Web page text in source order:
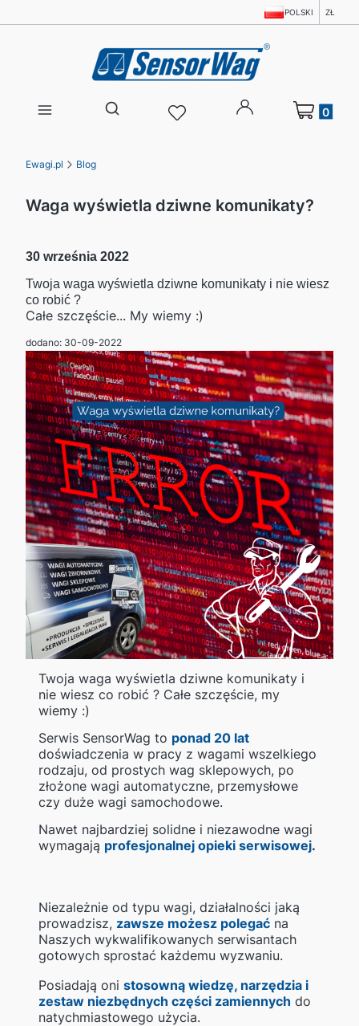
POLSKI ZŁ
Otwórz wyszukiwarkę
Produkty w
Ewagi.pl Blog
Waga wyświetla dziwne komunikaty?
30 września 2022
Twoja waga wyświetla dziwne komunikaty i nie wiesz
co robić ?
Całe szczęście... My wiemy :)
dodano: 30-09-2022
Twoja waga wyświetla dziwne komunikaty i
nie wiesz co robić ? Całe szczęście, my
wiemy :)
Serwis SensorWag to ponad 20 lat
doświadczenia w pracy z wagami wszelkiego
rodzaju, od prostych wag sklepowych, po
złożone wagi automatyczne, przemysłowe
czy duże wagi samochodowe.
Nawet najbardziej solidne i niezawodne wagi
wymagają profesjonalnej opieki serwisowej.
Niezależnie od typu wagi, działalności jaką
prowadzisz, zawsze możesz polegać na
Naszych wykwalifikowanych serwisantach
gotowych sprostać każdemu wyzwaniu.
Posiadają oni stosowną wiedzę, narzędzia i
zestaw niezbędnych części zamiennych do
natychmiastowego użycia.